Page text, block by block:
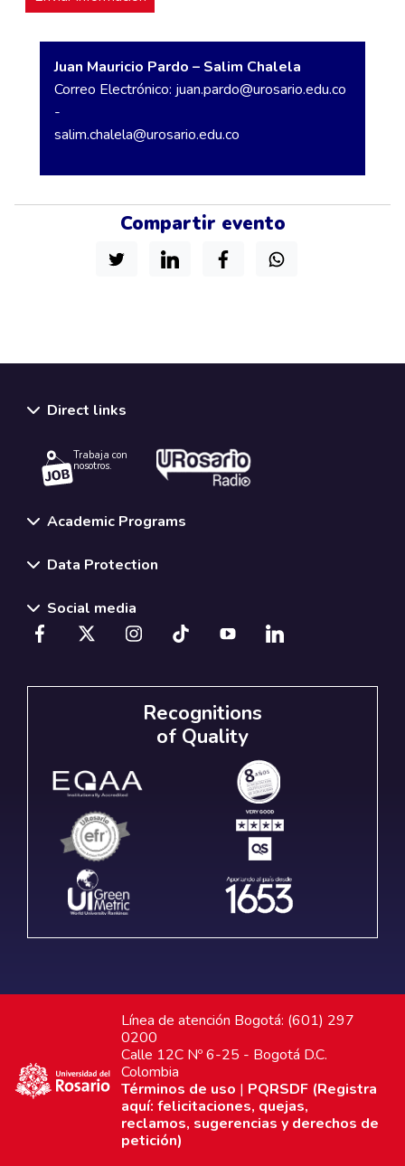
Juan Mauricio Pardo – Salim Chalela
Correo Electrónico: juan.pardo@urosario.edu.co
-
salim.chalela@urosario.edu.co
Compartir evento
Direct links
Trabaja con
nosotros.
Academic Programs
Data Protection
Social media
Recognitions
of Quality
Línea de atención Bogotá: (601) 297
0200
Calle 12C Nº 6-25 - Bogotá D.C.
Colombia
Términos de uso | PQRSDF (Registra
aquí: felicitaciones, quejas,
reclamos, sugerencias y derechos de
petición)